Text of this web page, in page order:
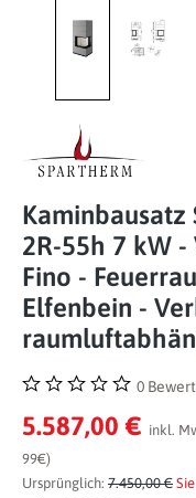
Kaminbausatz
2R-55h 7 kW
Fino -
Elfenbein -
Durchschnittliche
0
5.587,00 € inkl.
99€)
Ursprünglich: 7.450,00 €